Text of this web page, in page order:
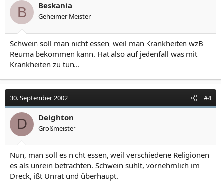
B Beskania
Geheimer Meister
Schwein soll man nicht essen, weil man Krankheiten wzB
Reuma bekommen kann. Hat also auf jedenfall was mit
Krankheiten zu tun...
30. September 2002 #4
D Deighton
Großmeister
Nun, man soll es nicht essen, weil verschiedene Religionen
es als unrein betrachten. Schwein suhlt, vornehmlich im
Dreck, ißt Unrat und überhaupt.